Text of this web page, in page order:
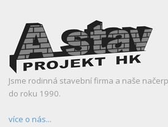
Jsme rodinná stavební firma a naše
do roku 1990.
více o nás...